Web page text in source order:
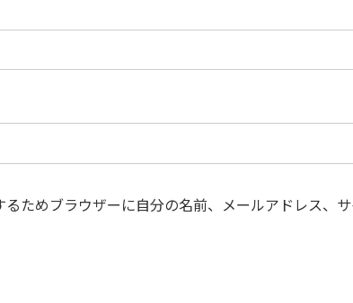
ためブラウザーに自分の名前、メールアドレス、サ